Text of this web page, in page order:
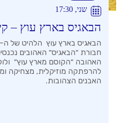
שני, 17:30
הבאגיס בארץ עוץ – קיץ
חבורת ״הבאגיס״ האהובים
האהובה ״הקוסם מארץ עוץ״
להרפתקה מוזיקלית, מצחיקה
האבנים הצהובות.